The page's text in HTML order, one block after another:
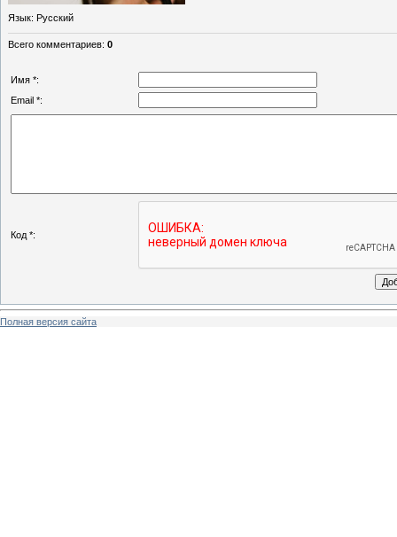
Язык: Русский
Всего комментариев: 0
Имя *:
Email *:
Код *:
Полная версия сайта